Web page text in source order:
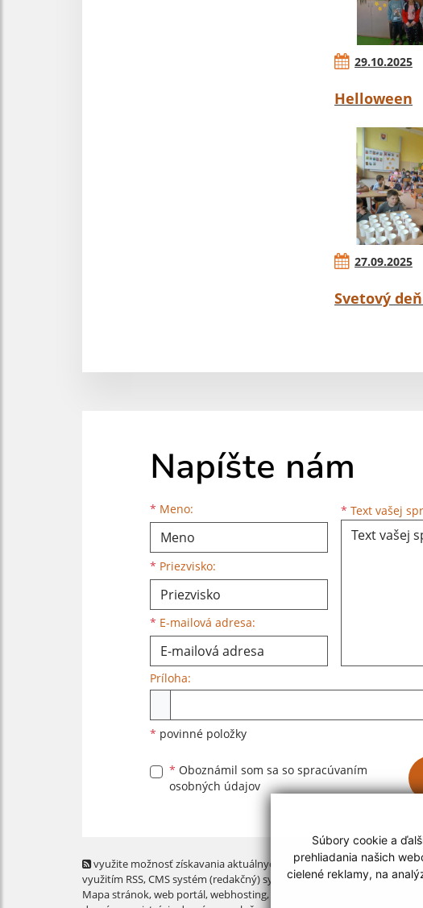
Súbory cookie a
prehliadania našich
cielené reklamy, na
29.10.2025
Helloween
27.09.2025
Svetový
Napíšte nám
* Meno:
Meno
* Priezvisko:
Priezvisko
* E-mailová adresa:
E-mailová adresa * Text vašej
Príloha:
* povinné položky
* Oboznámil som sa so spracúvaním
osobných údajov
využite možnosť získavania aktuálnych informácií s
využitím RSS, CMS systém (redakčný) systém ECHELON 2,
Mapa stránok,web portál,webhosting,